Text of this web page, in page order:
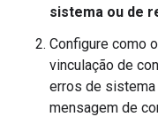
sistema ou de
Configure como
vinculação de
erros de sistema
mensagem de